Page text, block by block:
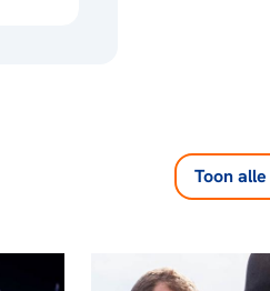
Toon alle